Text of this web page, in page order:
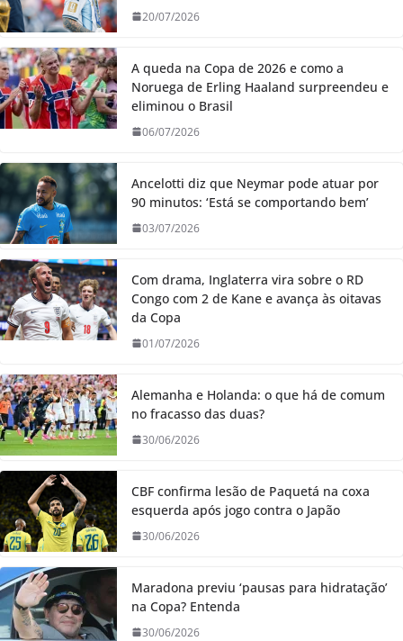
20/07/2026
A queda na Copa de 2026 e como a
Noruega de Erling Haaland surpreendeu e
eliminou o Brasil
06/07/2026
Ancelotti diz que Neymar pode atuar por
90 minutos: ‘Está se comportando bem’
03/07/2026
Com drama, Inglaterra vira sobre o RD
Congo com 2 de Kane e avança às oitavas
da Copa
01/07/2026
Alemanha e Holanda: o que há de comum
no fracasso das duas?
30/06/2026
CBF confirma lesão de Paquetá na coxa
esquerda após jogo contra o Japão
30/06/2026
Maradona previu ‘pausas para hidratação’
na Copa? Entenda
30/06/2026